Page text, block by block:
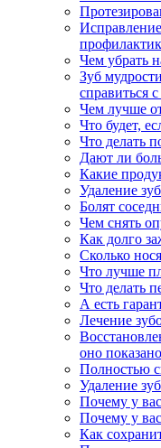
Чем убрать
Зуб
справиться
Чем лучше
Что будет,
Что делать
Дают ли
Какие
Удаление
Болят
Чем снять
Как долго
Сколько
Что лучше
Что делать
А есть
Лечение
оно
Полностью
Удаление
Почему у
Почему у
Как